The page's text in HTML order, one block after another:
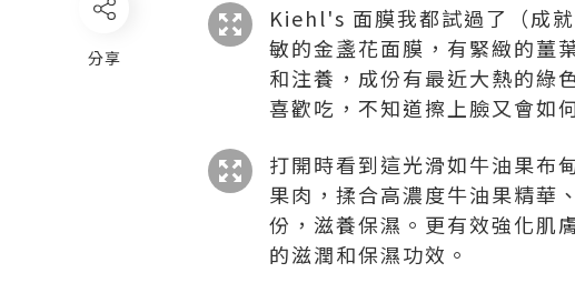
分享
Kiehl's 面膜我都試過了（成
敏的金盞花面膜，有緊緻的薑
和注養，成份有最近大熱的綠
喜歡吃，不知道擦上臉又會如
打開時看到這光滑如牛油果布
果肉，揉合高濃度牛油果精華
份，滋養保濕。更有效強化肌
的滋潤和保濕功效。